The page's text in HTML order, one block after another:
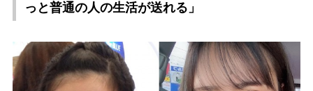
っと普通の人の生活が送れる」